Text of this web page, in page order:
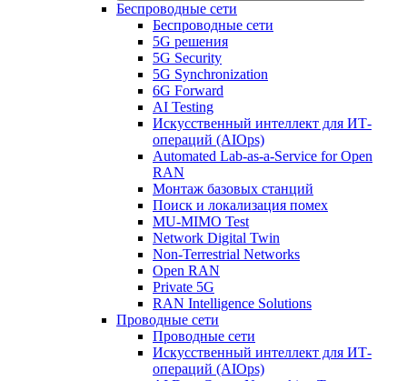
Беспроводные сети
Беспроводные сети
5G решения
5G Security
5G Synchronization
6G Forward
AI Testing
Искусственный интеллект для ИТ-
операций (AIOps)
Automated Lab-as-a-Service for Open
RAN
Монтаж базовых станций
Поиск и локализация помех
MU-MIMO Test
Network Digital Twin
Non-Terrestrial Networks
Open RAN
Private 5G
RAN Intelligence Solutions
Проводные сети
Проводные сети
Искусственный интеллект для ИТ-
операций (AIOps)